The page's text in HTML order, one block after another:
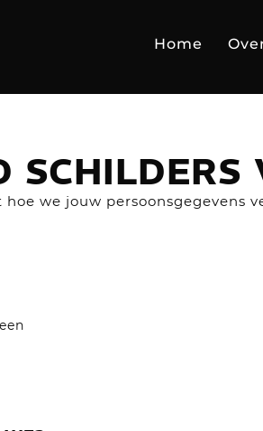
Home
SCHILDERS
we jouw persoonsgegevens